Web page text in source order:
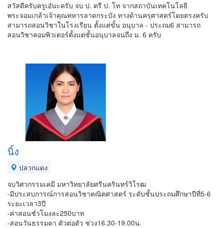
สวัสดีครับครูเอ๋นะครับ จบ ป. ตรี ป. โท จากสถาบันเทคโนโลยี
พระจอมเกล้าเจ้าคุณทหารลาดกระบัง ทางด้านครุศาสตร์โดยตรงครับ
สามารถสอนวิชาในโรงเรียน ตั้งแต่ขั้น อนุบาล - ประถม6 สามารถ
สอนวิชาคอมพิวเตอร์ตั้งแต่ชั้นอนุบาลจนถึง ม. 6 ครับ
นิ้ง
ปลวกแดง
จบวิศวกรรมเคมี มหาวิทยาลัยศรีนครินทร์วิโรฒ
-มีประสบการณ์การสอนวิชาคณิตศาสตร์ ระดับชั้นประถมศึกษาปีที่5-6
ระยะเวลา3ปี
-ค่าสอนชั่วโมงละ250บาท
-สอนวันธรรมดา ตัวต่อตัว ช่วง16.30-19.00น.